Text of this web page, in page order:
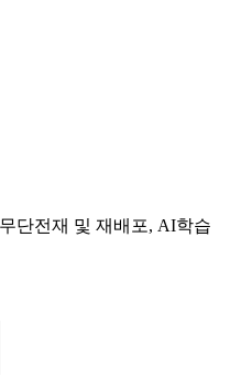
단전재 및 재배포, AI학습